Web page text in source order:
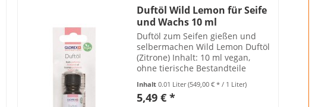
Duftöl Wild Lemon für Seife
und Wachs 10 ml
Duftöl zum Seifen gießen und
selbermachen Wild Lemon Duftöl
(Zitrone) Inhalt: 10 ml vegan,
ohne tierische Bestandteile
hervorrufen und ist nicht für
Kinder geeignet
Inhalt0.01 Liter(549,00 € * / 1 Liter)
5,49 € *